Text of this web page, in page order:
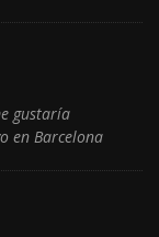
gustaría
en Barcelona